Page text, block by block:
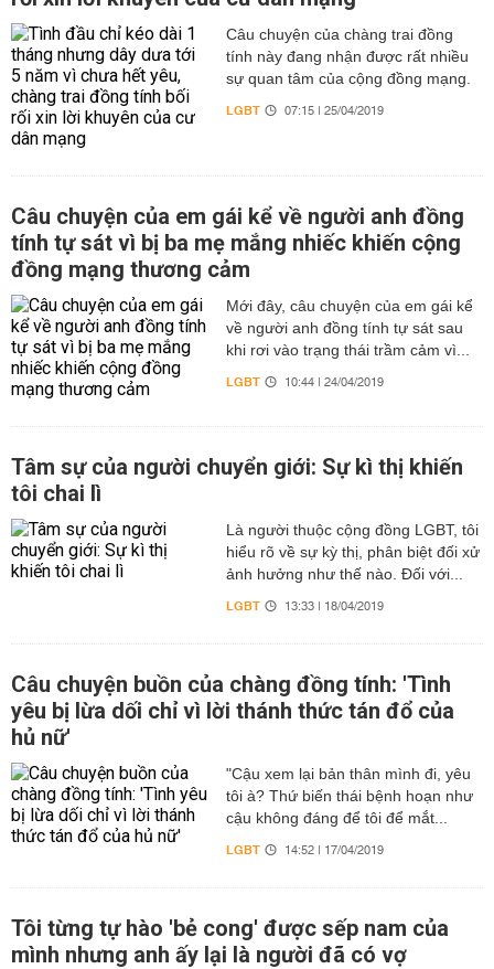
Câu chuyện của chàng trai đồng
tính này đang nhận được rất nhiều
sự quan tâm của cộng đồng mạng.
LGBT 07:15 | 25/04/2019
Câu chuyện của em gái kể về người anh đồng
tính tự sát vì bị ba mẹ mắng nhiếc khiến cộng
đồng mạng thương cảm
Mới đây, câu chuyện của em gái kể
về người anh đồng tính tự sát sau
khi rơi vào trạng thái trầm cảm vì...
LGBT 10:44 | 24/04/2019
Tâm sự của người chuyển giới: Sự kì thị khiến
tôi chai lì
Là người thuộc cộng đồng LGBT, tôi
hiểu rõ về sự kỳ thị, phân biệt đối xử
ảnh hưởng như thế nào. Đối với...
LGBT 13:33 | 18/04/2019
Câu chuyện buồn của chàng đồng tính: 'Tình
yêu bị lừa dối chỉ vì lời thánh thức tán đổ của
hủ nữ'
"Cậu xem lại bản thân mình đi, yêu
tôi à? Thứ biến thái bệnh hoạn như
cậu không đáng để tôi để mắt...
LGBT 14:52 | 17/04/2019
Tôi từng tự hào 'bẻ cong' được sếp nam của
mình nhưng anh ấy lại là người đã có vợ